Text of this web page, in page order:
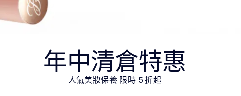
年中清倉特惠
人氣美妝保養 限時 5 折起